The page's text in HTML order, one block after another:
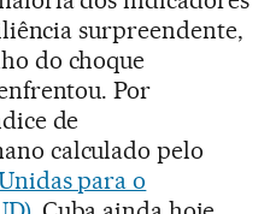
surpreendente,
do choque
Por
de
calculado pelo
para o